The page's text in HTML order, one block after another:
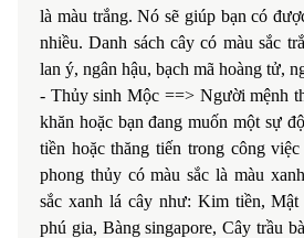
là màu trắng. Nó sẽ giúp bạn có
nhiều. Danh sách cây có màu sắc
lan ý, ngân hậu, bạch mã hoàng tử,
- Thủy sinh Mộc ==> Người mệnh
khăn hoặc bạn đang muốn một sự
tiền hoặc thăng tiến trong công
phong thủy có màu sắc là màu
sắc xanh lá cây như: Kim tiền,
phú gia, Bàng singapore, Cây trầu